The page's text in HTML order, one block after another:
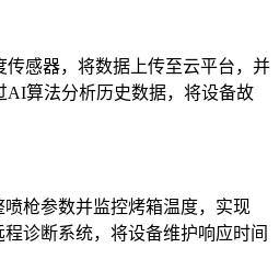
感器，将数据上传至云平台，并
AI算法分析历史数据，将设备故
枪参数并监控烤箱温度，实现
诊断系统，将设备维护响应时间